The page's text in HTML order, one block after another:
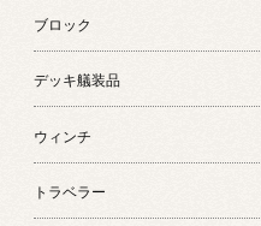
ブロック
デッキ艤装品
ウィンチ
トラベラー